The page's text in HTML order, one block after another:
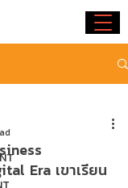
Era เขาเรียน